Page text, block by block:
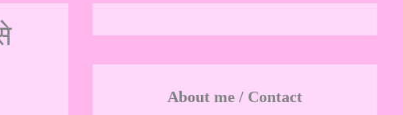
About me / Contact